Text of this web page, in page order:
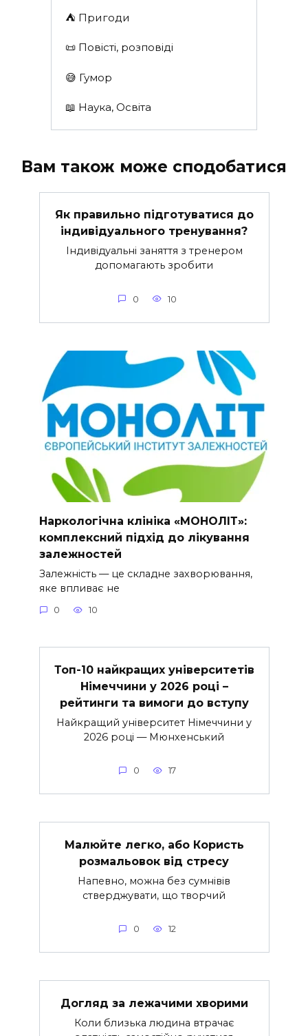
⛺️ Пригоди
📜 Повісті, розповіді
😅 Гумор
📖 Наука, Освіта
Вам також може сподобатися
Як правильно підготуватися до
індивідуального тренування?
Індивідуальні заняття з тренером
допомагають зробити
0 10
Наркологічна клініка «МОНОЛІТ»:
комплексний підхід до лікування
залежностей
Залежність — це складне захворювання,
яке впливає не
0 10
Топ-10 найкращих університетів
Німеччини у 2026 році –
рейтинги та вимоги до вступу
Найкращий університет Німеччини у
2026 році — Мюнхенський
0 17
Малюйте легко, або Користь
розмальовок від стресу
Напевно, можна без сумнівів
стверджувати, що творчий
0 12
Догляд за лежачими хворими
Коли близька людина втрачає